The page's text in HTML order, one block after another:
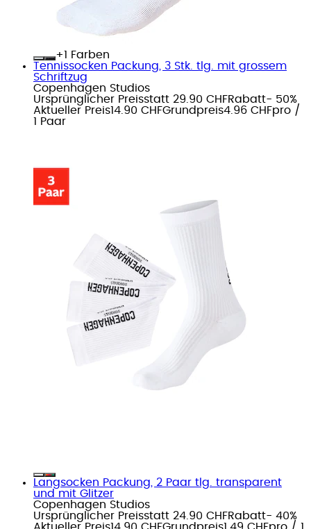
+
Farben
Tennissocken Packung, 3 Stk. tlg. mit grossem
Schriftzug
Copenhagen Studios
Ursprünglicher Preisstatt 29.90 CHFRabatt- 50%
Aktueller Preis14.90 CHFGrundpreis4.96 CHFpro /
1 Paar
Langsocken Packung, 2 Paar tlg. transparent
und mit Glitzer
Copenhagen Studios
Ursprünglicher Preisstatt 24.90 CHFRabatt- 40%